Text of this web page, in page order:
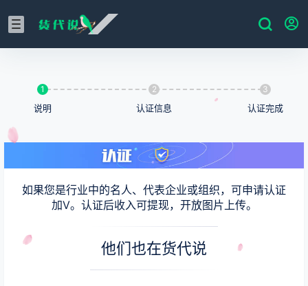
1
说明
2
认证信息
3
认证完成
如果您是行业中的名人、代表企业或组织，可申请认证
加V。认证后收入可提现，开放图片上传。
他们也在货代说